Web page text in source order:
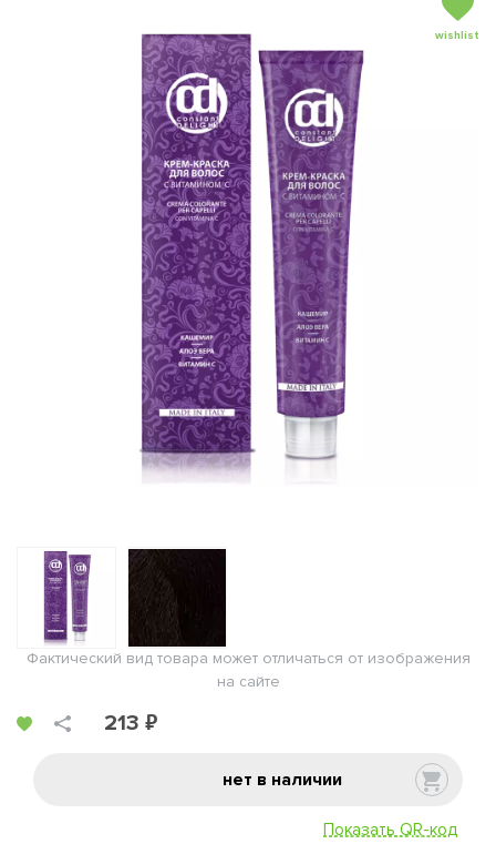
wishlist
Фактический вид товара может отличаться от изображения
на сайте
213 ₽
нет в наличии
Показать QR-код